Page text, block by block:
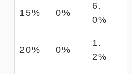
15% 0%
6.
0%
20% 0%
1.
2%